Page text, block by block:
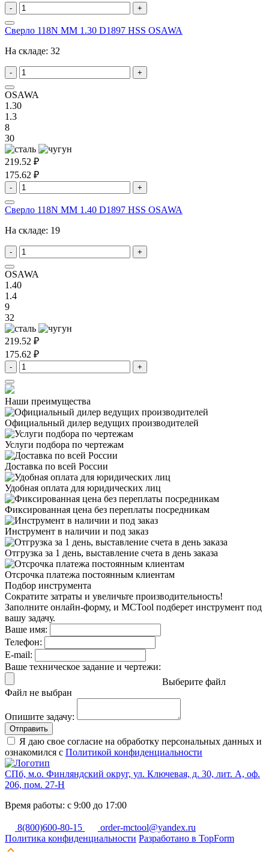
- +
Сверло 118N MM 1.30 D1897 HSS OSAWA
На складе: 32
- +
OSAWA
1.30
1.3
8
30
219.52 ₽
175.62 ₽
- +
Сверло 118N MM 1.40 D1897 HSS OSAWA
На складе: 19
- +
OSAWA
1.40
1.4
9
32
219.52 ₽
175.62 ₽
- +
Наши преимущества
Официальный дилер ведущих производителей
Услуги подбора по чертежам
Доставка по всей России
Удобная оплата для юридических лиц
Фиксированная цена без переплаты посредникам
Инструмент в наличии и под заказ
Отгрузка за 1 день, выставление счета в день заказа
Отсрочка платежа постоянным клиентам
Подбор инструмента
Сократите затраты и увеличьте производительность!
Заполните онлайн-форму, и MCTool подберет инструмент под
вашу задачу.
Ваше имя:
Телефон:
E-mail:
Ваше техническое задание и чертежи:
Выберите файл
Файл не выбран
Опишите задачу:
Отправить
Я даю свое согласие на обработку персональных данных и
ознакомился с Политикой конфиденциальности
СПб, м.о. Финляндский округ, ул. Ключевая, д. 30, лит. А, оф.
206, пом. 27-Н
Время работы: с 9:00 до 17:00
8(800)600-80-15
order-mctool@yandex.ru
Политика конфиденциальности Разработано в TopForm